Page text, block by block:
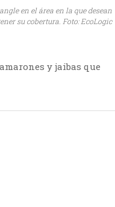
en el área en la que desean
su cobertura. Foto: EcoLogic
y jaibas que